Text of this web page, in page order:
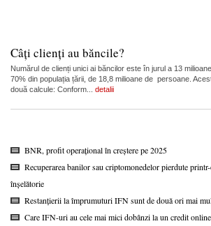
Câți clienți au băncile?
Numărul de clienți unici ai băncilor este în jurul a 13
70% din populația țării, de 18,8 milioane de persoane.
două calcule: Conform... detalii
BNR, profit operațional în creștere pe 2025
Recuperarea banilor sau criptomonedelor pierdute
înșelătorie
Restanțierii la împrumuturi IFN sunt de două ori mai
Care IFN-uri au cele mai mici dobânzi la un credit